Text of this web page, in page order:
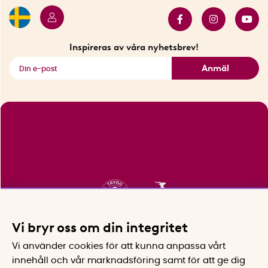
Inspireras av våra nyhetsbrev!
Anmäl
Vi bryr oss om din integritet
Vi använder cookies för att kunna anpassa vårt
innehåll och vår marknadsföring samt för att ge dig